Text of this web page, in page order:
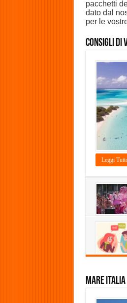
pacchetti
dato dal
per le
Consigli di
Leggi
Mare Italia